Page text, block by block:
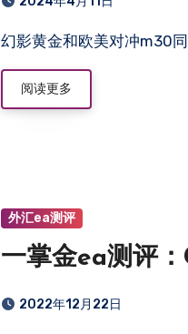
幻影黄金和欧美对冲m30
阅读更多
外汇ea测评
一掌金ea测评
2022年12月22日